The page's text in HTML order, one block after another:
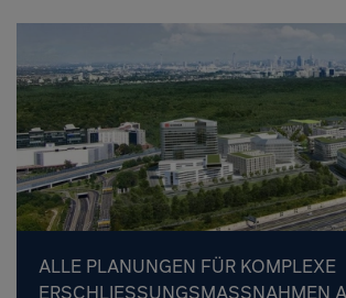
ALLE PLANUNGEN FÜR KOMPLEXE
ERSCHLIESSUNGSMASSNAHMEN